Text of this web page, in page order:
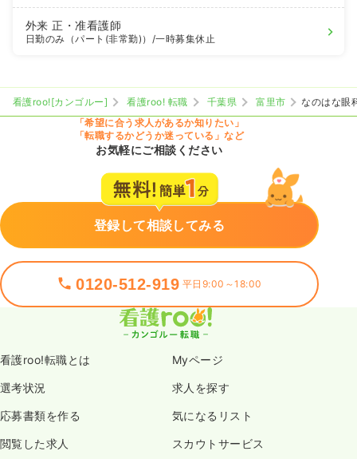
外来正・准看護師
日勤のみ（パート(非常勤)） /一時募集休止
看護roo![カンゴルー] 看護roo! 転職 千葉県 富里市
なのはな眼
「希望に合う求人があるか知りたい」
「転職するかどうか迷っている」など
お気軽にご相談ください
登録して相談してみる
0120-512-919 平日9:00～18:00
看護roo!転職とは Myページ
選考状況 求人を探す
応募書類を作る 気になるリスト
閲覧した求人 スカウトサービス